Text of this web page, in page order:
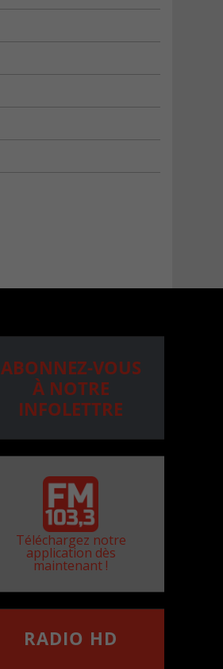
ABONNEZ-VOUS
À NOTRE
INFOLETTRE
Téléchargez notre
application dès
maintenant !
RADIO HD